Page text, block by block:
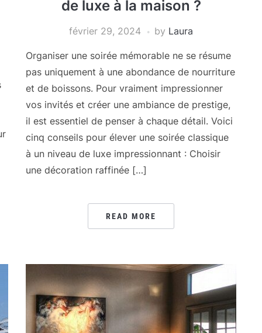
de luxe à la maison ?
février 29, 2024 by Laura
Organiser une soirée mémorable ne se résume
pas uniquement à une abondance de nourriture
et de boissons. Pour vraiment impressionner
vos invités et créer une ambiance de prestige,
il est essentiel de penser à chaque détail. Voici
cinq conseils pour élever une soirée classique
à un niveau de luxe impressionnant : Choisir
une décoration raffinée […]
READ MORE